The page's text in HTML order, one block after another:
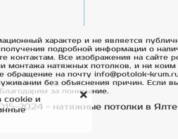
характер и не является
подробной информации о
контактам. Все изображения на
монтажа натяжных потолков, и ни
обращение на почту info@potolok-
без объяснения причин. Если
за понимание.
2024 - натяжные потолки в Ялте
cookie и